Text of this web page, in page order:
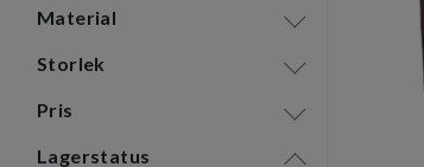
Material
Storlek
Pris
Lagerstatus